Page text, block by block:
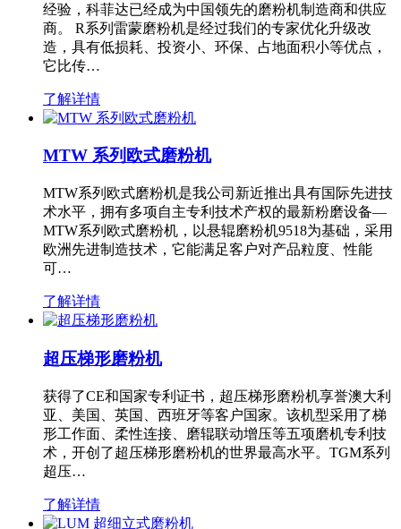
经验，科菲达已经成为中国领先的磨粉机制造商和供应
商。 R系列雷蒙磨粉机是经过我们的专家优化升级改
造，具有低损耗、投资小、环保、占地面积小等优点，
它比传…
了解详情
MTW 系列欧式磨粉机
MTW系列欧式磨粉机是我公司新近推出具有国际先进技
术水平，拥有多项自主专利技术产权的最新粉磨设备—
MTW系列欧式磨粉机，以悬辊磨粉机9518为基础，采用
欧洲先进制造技术，它能满足客户对产品粒度、性能
可…
了解详情
超压梯形磨粉机
获得了CE和国家专利证书，超压梯形磨粉机享誉澳大利
亚、美国、英国、西班牙等客户国家。该机型采用了梯
形工作面、柔性连接、磨辊联动增压等五项磨机专利技
术，开创了超压梯形磨粉机的世界最高水平。TGM系列
超压…
了解详情